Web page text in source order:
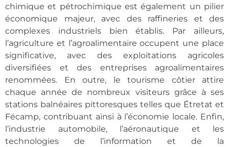
chimique et pétrochimique est également un pilier
économique majeur, avec des raffineries et des
complexes industriels bien établis. Par ailleurs,
l’agriculture et l’agroalimentaire occupent une place
significative, avec des exploitations agricoles
diversifiées et des entreprises agroalimentaires
renommées. En outre, le tourisme côtier attire
chaque année de nombreux visiteurs grâce à ses
stations balnéaires pittoresques telles que Étretat et
Fécamp, contribuant ainsi à l’économie locale. Enfin,
l’industrie automobile, l’aéronautique et les
technologies de l’information et de la